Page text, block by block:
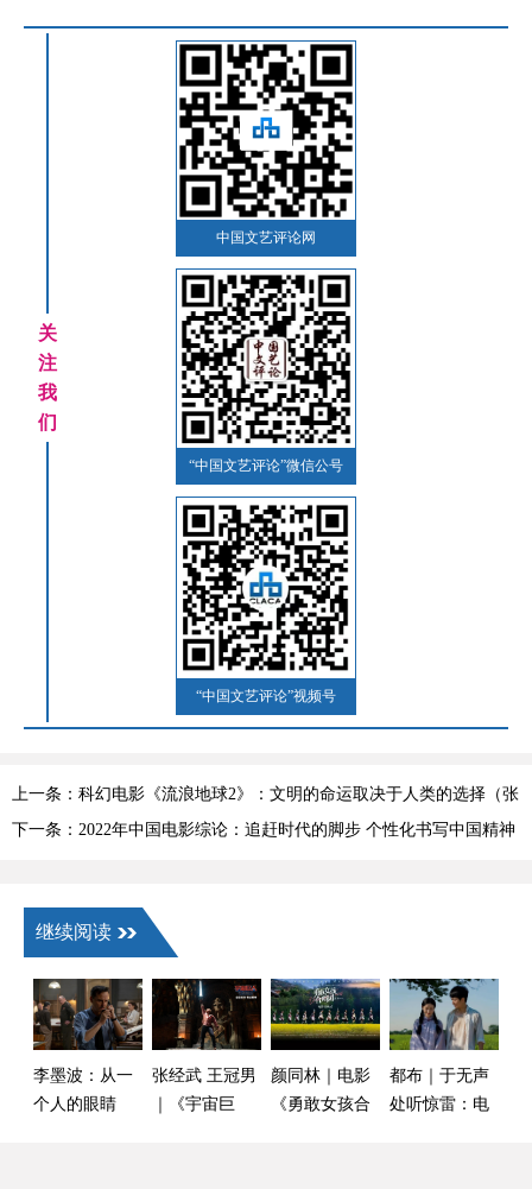
关
注
我
们
中国文艺评论网
“中国文艺评论”微信公号
“中国文艺评论”视频号
上一条：科幻电影《流浪地球2》：文明的命运取决于人类的选择（张
德祥）
下一条：2022年中国电影综论：追赶时代的脚步 个性化书写中国精神
继续阅读
李墨波：从一
个人的眼睛
张经武 王冠男
｜《宇宙巨
颜同林｜电影
《勇敢女孩合
都布｜于无声
处听惊雷：电